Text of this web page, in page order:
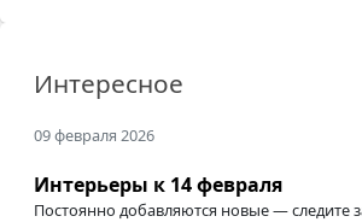
Интересное
09 февраля 2026
Интерьеры к 14 февраля
Постоянно добавляются новые — следите